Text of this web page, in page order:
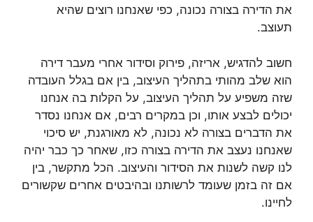
את הדירה בצורה נכונה, כפי שאנחנו רוצים שהיא
תעוצב.
חשוב להדגיש, אריזה, פירוק וסידור אחרי מעבר דירה
הוא שלב מהותי בתהליך העיצוב, בין אם בגלל העובדה
שזה משפיע על תהליך העיצוב, על הקלות בה אנחנו
יכולים לבצע אותו, וכן במקרים רבים, אם אנחנו נסדר
את הדברים בצורה לא נכונה, לא מאורגנת, יש סיכוי
שאנחנו נעצב את הדירה בצורה כזו, שאחר כך כבר יהיה
לנו קשה לשנות את הסידור והעיצוב. הכל מתקשר, בין
אם זה בזמן שעומד לרשותנו ובהיבטים אחרים שקשורים
לחיינו.